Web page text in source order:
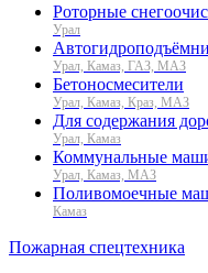
Роторные
Урал
Урал, Камаз, ГАЗ, МАЗ
Бетоносмесители
Урал, Камаз, Краз, МАЗ
Для содержания
Урал, Камаз
Коммунальные
Урал, Камаз, МАЗ
Поливомоечные
Камаз
Пожарная спецтехника